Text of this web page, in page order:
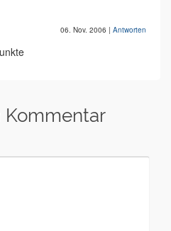
06. Nov. 2006 | Antworten
Kommentar